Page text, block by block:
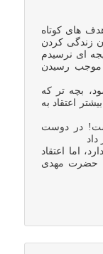
های کوتاه
زندگی کردن
ای نرسیدم
موجب رسیدن
بچه تر که
اعتقاد به
در دوست
داد
اما اعتقاد
حضرت مهدی